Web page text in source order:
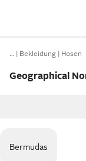
… Bekleidung Hosen
Geographical
Bermudas